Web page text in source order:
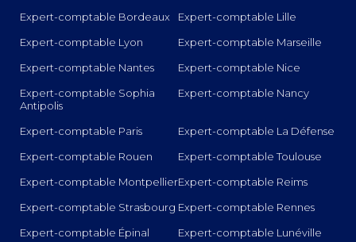
Expert-comptable Bordeaux
Expert-comptable Lille
Expert-comptable Lyon
Expert-comptable Marseille
Expert-comptable Nantes
Expert-comptable Nice
Expert-comptable Sophia
Antipolis
Expert-comptable Nancy
Expert-comptable Paris
Expert-comptable La Défense
Expert-comptable Rouen
Expert-comptable Toulouse
Expert-comptable MontpellierExpert-comptable Reims
Expert-comptable Strasbourg Expert-comptable Rennes
Expert-comptable Épinal
Expert-comptable Lunéville